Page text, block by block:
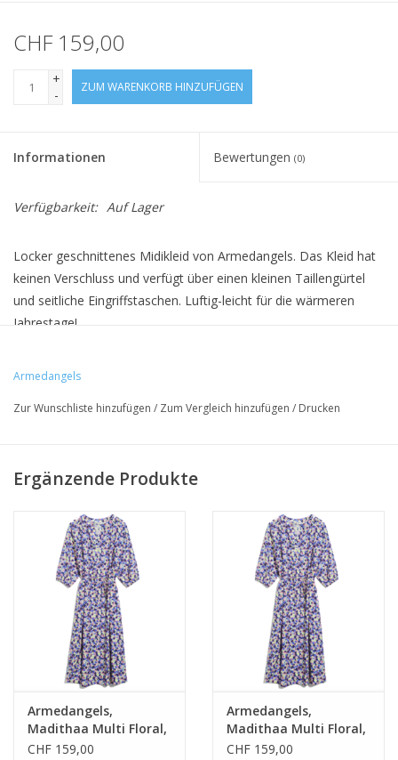
CHF 159,00
+
-
ZUM WARENKORB HINZUFÜGEN
Informationen Bewertungen (0)
Verfügbarkeit: Auf Lager
Locker geschnittenes Midikleid von Armedangels. Das Kleid hat
keinen Verschluss und verfügt über einen kleinen Taillengürtel
und seitliche Eingriffstaschen. Luftig-leicht für die wärmeren
Jahrestage!
• 100% Viskose (LENZING™ ECOVERO™)
• Oversized
• ohne Verschluss
• seitliche Eingriffstaschen
• Hergestellt in Izmir, Türkei
• Peta-zertifiziert
Armedangels
Zur Wunschliste hinzufügen / Zum Vergleich hinzufügen / Drucken
Ergänzende Produkte
Armedangels,
Madithaa Multi Floral,
light lime, L
CHF 159,00
Armedangels,
Madithaa Multi Floral,
light lime, S
CHF 159,00